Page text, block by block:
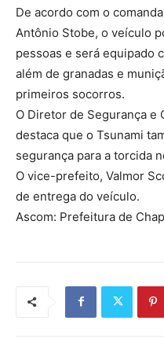
De acordo com o
Antônio Stobe, o veículo
pessoas e será equipado
além de granadas e
primeiros socorros.
O Diretor de Segurança e
destaca que o Tsunami
segurança para a torcida
O vice-prefeito, Valmor
de entrega do veículo.
Ascom: Prefeitura de